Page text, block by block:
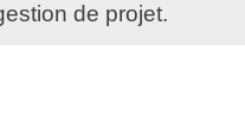
de projet.